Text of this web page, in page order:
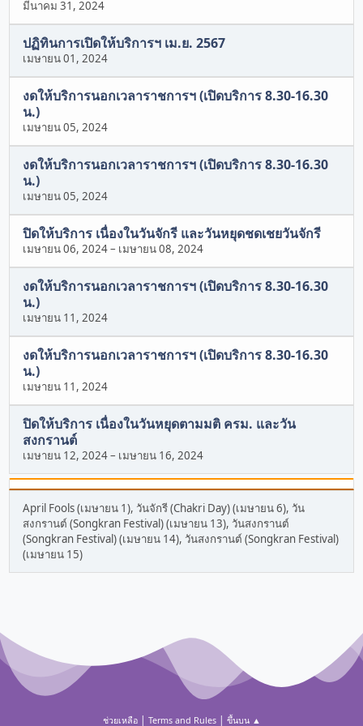
มีนาคม 31, 2024
ปฏิทินการเปิดให้บริการฯ เม.ย. 2567
เมษายน 01, 2024
งดให้บริการนอกเวลาราชการฯ (เปิดบริการ 8.30-16.30
น.)
เมษายน 05, 2024
งดให้บริการนอกเวลาราชการฯ (เปิดบริการ 8.30-16.30
น.)
เมษายน 05, 2024
ปิดให้บริการ เนื่องในวันจักรี และวันหยุดชดเชยวันจักรี
เมษายน 06, 2024– เมษายน 08, 2024
งดให้บริการนอกเวลาราชการฯ (เปิดบริการ 8.30-16.30
น.)
เมษายน 11, 2024
งดให้บริการนอกเวลาราชการฯ (เปิดบริการ 8.30-16.30
น.)
เมษายน 11, 2024
ปิดให้บริการ เนื่องในวันหยุดตามมติ ครม. และวัน
สงกรานต์
เมษายน 12, 2024– เมษายน 16, 2024
April Fools (เมษายน 1), วันจักรี (Chakri Day) (เมษายน 6), วัน
สงกรานต์ (Songkran Festival) (เมษายน 13), วันสงกรานต์
(Songkran Festival) (เมษายน 14), วันสงกรานต์ (Songkran Festival)
(เมษายน 15)
ช่วยเหลือ| Terms and Rules| ขึ้นบน ▲